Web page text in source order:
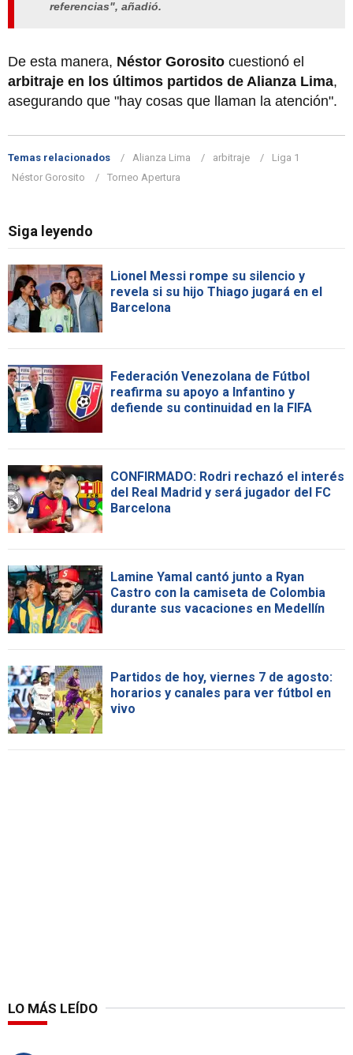
referencias", añadió.
De esta manera, Néstor Gorosito cuestionó el
arbitraje en los últimos partidos de Alianza Lima,
asegurando que "hay cosas que llaman la atención".
Temas relacionados Alianza Lima arbitraje
Liga 1
Néstor Gorosito
Torneo Apertura
Siga leyendo
Lionel Messi rompe su silencio y
revela si su hijo Thiago jugará en el
Barcelona
Federación Venezolana de Fútbol
reafirma su apoyo a Infantino y
defiende su continuidad en la FIFA
CONFIRMADO: Rodri rechazó el interés
del Real Madrid y será jugador del FC
Barcelona
Lamine Yamal cantó junto a Ryan
Castro con la camiseta de Colombia
durante sus vacaciones en Medellín
Partidos de hoy, viernes 7 de agosto:
horarios y canales para ver fútbol en
vivo
LO MÁS LEÍDO